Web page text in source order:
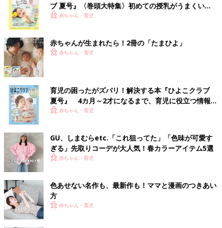
ブ 夏号』〈巻頭大特集〉初めての授乳がうまくい
く！ おっぱい・ミルクの基本と夏のトラブル 解決テ
赤ちゃん・育児
赤ちゃんが生まれたら！2冊の「たまひよ」
赤ちゃん・育児
育児の困ったがズバリ！解決する本『ひよこクラブ
夏号』 4カ月～2才になるまで、育児に役立つ情報が
いっぱい！
赤ちゃん・育児
GU、しまむらetc.「これ狙ってた」「色味が可愛す
ぎる」先取りコーデが大人気！春カラーアイテム5選
赤ちゃん・育児
色あせない名作も、最新作も！ママと漫画のつきあい
方
赤ちゃん・育児